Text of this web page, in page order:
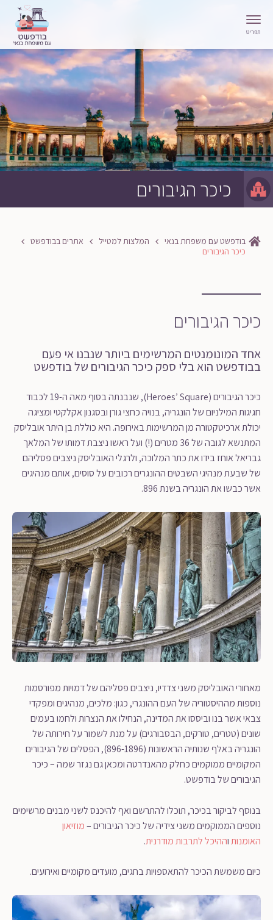
תפריט
כיכר הגיבורים
בודפשט עם משפחת בנאי המלצות למטייל
אתרים בבודפשט
כיכר הגיבורים
כיכר הגיבורים
אחד המונומנטים המרשימים ביותר שנבנו אי פעם
בבודפשט הוא בלי ספק כיכר הגיבורים של בודפשט
כיכר הגיבורים (Heroes’ Square), שנבנתה בסוף מאה ה-19 לכבוד
חגיגות המילניום של הונגריה, בנויה כחצי גורן ובסגנון אקלקטי ומציגה
יכולת ארכיטקטורה מן המרשימות באירופה. היא כוללת בן היתר אובליסק
המתנשא לגובה של 36 מטרים (!) ועל ראשו ניצבת דמותו של המלאך
גבריאל אוחז בידו את כתר המלוכה, ולרגלי האובליסק ניצבים פסליהם
של שבעת מנהיגי השבטים ההונגרים רכובים על סוסים, אותם מנהיגים
אשר כבשו את הונגריה בשנת 896.
מאחורי האובליסק משני צדדיו, ניצבים פסליהם של דמויות מפורסמות
נוספות מההיסטוריה של העם ההונגרי, כגון: מלכים, מנהיגים ומפקדי
צבאי אשר בנו וביססו את המדינה, הנחילו את הנצרות ולחמו בעמים
שונים (טטרים, טורקים, הבסבורגים) על מנת לשמור על חירותה של
הונגריה באלף שנותיה הראשונות (896-1896), הפסלים של הגיבורים
המקומיים ממוקמים כחלק מהאנדרטה ומכאן גם נגזר שמה – כיכר
הגיבורים של בודפשט.
בנוסף לביקור בכיכר, תוכלו להתרשם ואף להיכנס לשני מבנים מרשימים
נוספים הממוקמים משני צידיה של כיכר הגיבורים –מוזיאון
האומנותוההיכל לתרבות מודרנית.
כיום משמשת הכיכר להתאספויות בחגים, מועדים מקומיים ואירועים.